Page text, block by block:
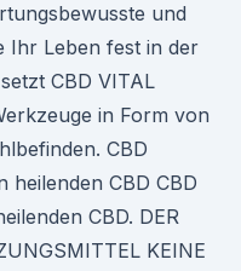
und
Ihr Leben fest in der
CBD VITAL
in Form von
CBD
heilenden CBD CBD
CBD. DER
KEINE